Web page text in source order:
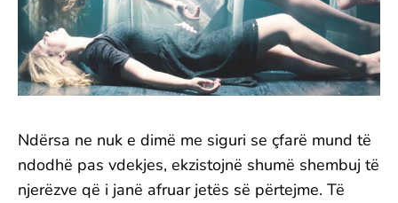
Ndërsa ne nuk e dimë me siguri se çfarë mund të
ndodhë pas vdekjes, ekzistojnë shumë shembuj të
njerëzve që i janë afruar jetës së përtejme. Të